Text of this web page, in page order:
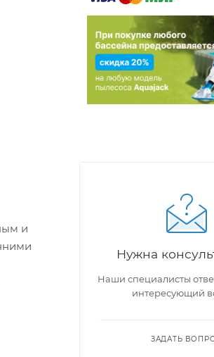
и
Нужна
Наши специалисты
интересующий
ЗАДАТЬ